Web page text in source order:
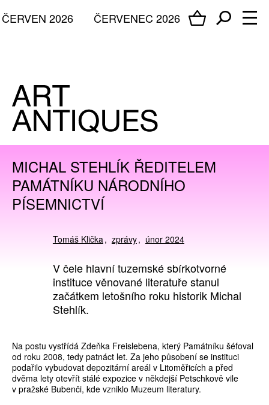
ČERVENEC 2026
ČERVEN 2026
MICHAL STEHLÍK ŘEDITELEM
PAMÁTNÍKU NÁRODNÍHO
PÍSEMNICTVÍ
Tomáš Klička zprávy únor 2024
V čele hlavní tuzemské sbírkotvorné
instituce věnované literatuře stanul
začátkem letošního roku historik Michal
Stehlík.
Na postu vystřídá Zdeňka Freislebena, který Památníku šéfoval
od roku 2008, tedy patnáct let. Za jeho působení se instituci
podařilo vybudovat depozitární areál v Litoměřicích a před
dvěma lety otevřít stálé expozice v někdejší Petschkově vile
v pražské Bubenči, kde vzniklo Muzeum literatury.